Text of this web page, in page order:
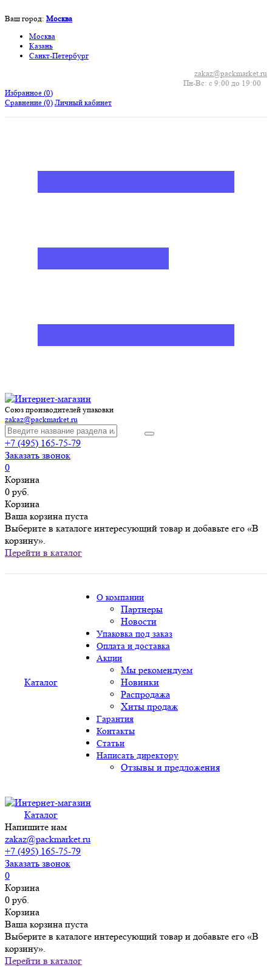
Ваш город: Москва
Москва
Казань
Санкт-Петербург
Пн-Вс: с 9:00 до 19:00
zakaz@packmarket.ru
Избранное (0)
Сравнение (0) Личный кабинет
Союз производителей упаковки
zakaz@packmarket.ru
+7 (495) 165-75-79
Заказать звонок
0
Корзина
0 руб.
Корзина
Ваша корзина пуста
Выберите в каталоге интересующий товар и добавьте его «В
корзину».
Перейти в каталог
Каталог
О компании
Партнеры
Новости
Упаковка под заказ
Оплата и доставка
Акции
Мы рекомендуем
Новинки
Распродажа
Хиты продаж
Гарантия
Контакты
Статьи
Написать директору
Отзывы и предложения
Каталог
Напишите нам
zakaz@packmarket.ru
+7 (495) 165-75-79
Заказать звонок
0
Корзина
0 руб.
Корзина
Ваша корзина пуста
Выберите в каталоге интересующий товар и добавьте его «В
корзину».
Перейти в каталог